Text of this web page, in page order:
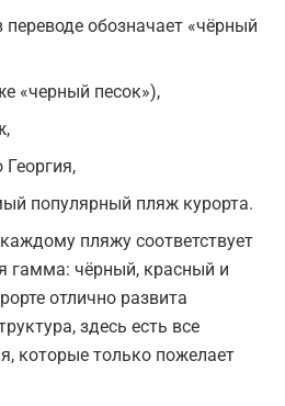
обозначает «чёрный
«черный песок»),
популярный пляж курорта.
пляжу соответствует
гамма: чёрный, красный и
отлично развита
здесь есть все
которые только пожелает